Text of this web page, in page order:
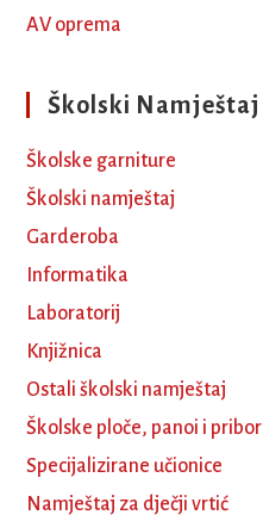
AV oprema
Školski Namještaj
Školske garniture
Školski namještaj
Garderoba
Informatika
Laboratorij
Knjižnica
Ostali školski namještaj
Školske ploče, panoi i pribor
Specijalizirane učionice
Namještaj za dječji vrtić